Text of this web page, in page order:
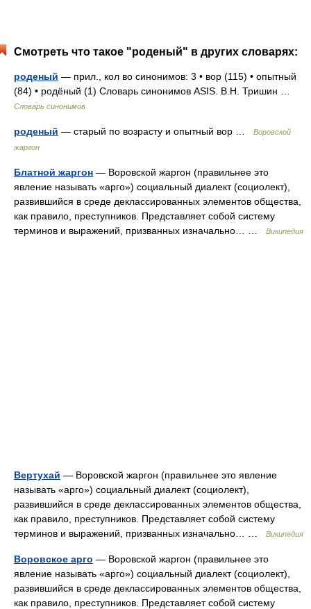
Смотреть что такое "роденый" в других словарях:
роденый — прил., кол во синонимов: 3 • вор (115) • опытный
(84) • родёный (1) Словарь синонимов ASIS. В.Н. Тришин …
Словарь синонимов
роденый — старый по возрасту и опытный вор …
Воровской
жаргон
Блатной жаргон — Воровской жаргон (правильнее это
явление называть «арго») социальный диалект (социолект),
развившийся в среде деклассированных элементов общества,
как правило, преступников. Представляет собой систему
терминов и выражений, призванных изначально… …
Википедия
Вертухай — Воровской жаргон (правильнее это явление
называть «арго») социальный диалект (социолект),
развившийся в среде деклассированных элементов общества,
как правило, преступников. Представляет собой систему
терминов и выражений, призванных изначально… …
Википедия
Воровское арго — Воровской жаргон (правильнее это
явление называть «арго») социальный диалект (социолект),
развившийся в среде деклассированных элементов общества,
как правило, преступников. Представляет собой систему